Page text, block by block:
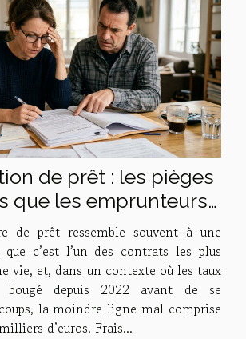
de prêt : les pièges
que les emprunteurs
estiment
de prêt ressemble souvent à une
c’est l’un des contrats les plus
vie, et, dans un contexte où les taux
depuis 2022 avant de se
la moindre ligne mal comprise
d’euros. Frais...